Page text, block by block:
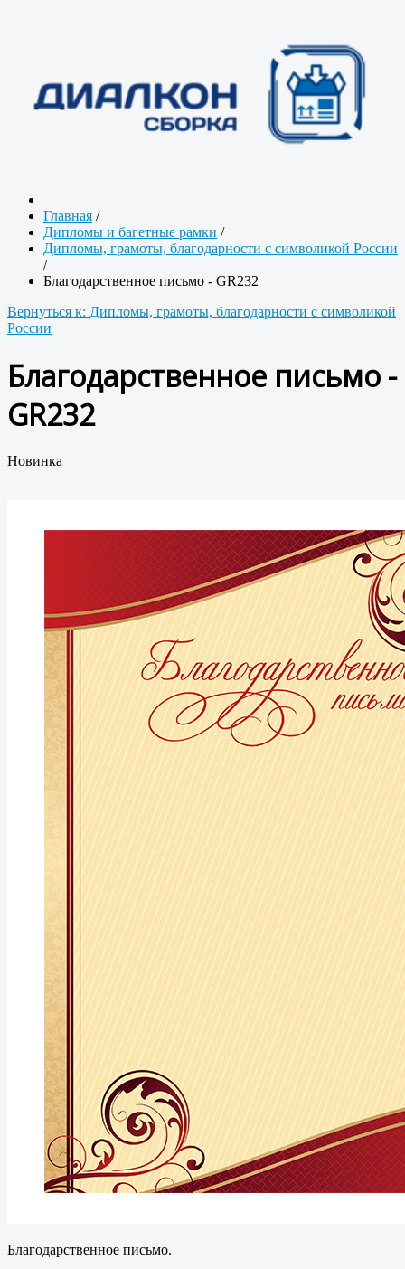
Главная /
Дипломы и багетные рамки /
Дипломы, грамоты, благодарности с символикой России
/
Благодарственное письмо - GR232
Вернуться к: Дипломы, грамоты, благодарности с символикой
России
Благодарственное письмо -
GR232
Новинка
Благодарственное письмо.